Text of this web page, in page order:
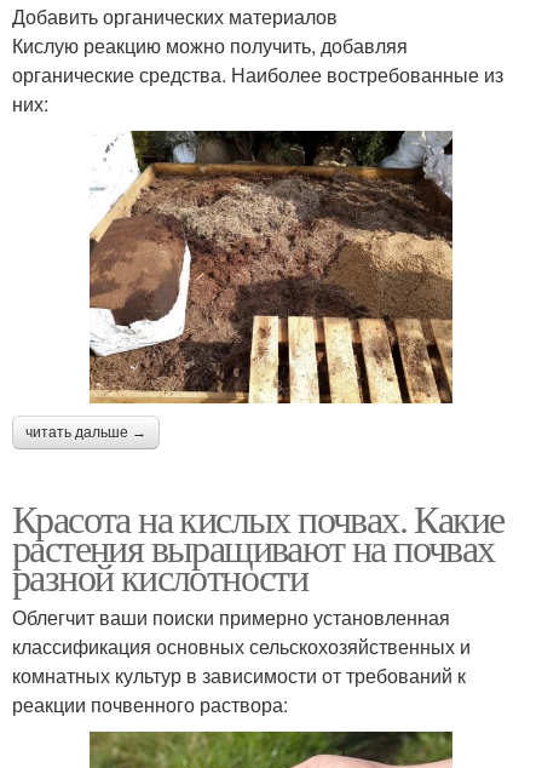
Добавить органических материалов
Кислую реакцию можно получить, добавляя
органические средства. Наиболее востребованные из
них:
читать дальше →
Красота на кислых почвах. Какие
растения выращивают на почвах
разной кислотности
Облегчит ваши поиски примерно установленная
классификация основных сельскохозяйственных и
комнатных культур в зависимости от требований к
реакции почвенного раствора: